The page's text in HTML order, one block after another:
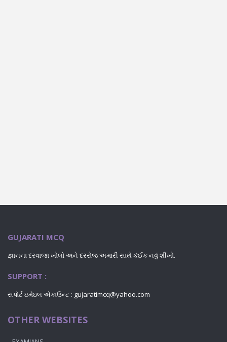
GUJARATI MCQ
જ્ઞાનના દરવાજા ખોલો અને દરરોજ અમારી સાથે કંઈક નવું શીખો.
SUPPORT :
સપોર્ટ ઇમેઇલ એકાઉન્ટ : gujaratimcq@yahoo.com
OTHER WEBSITES